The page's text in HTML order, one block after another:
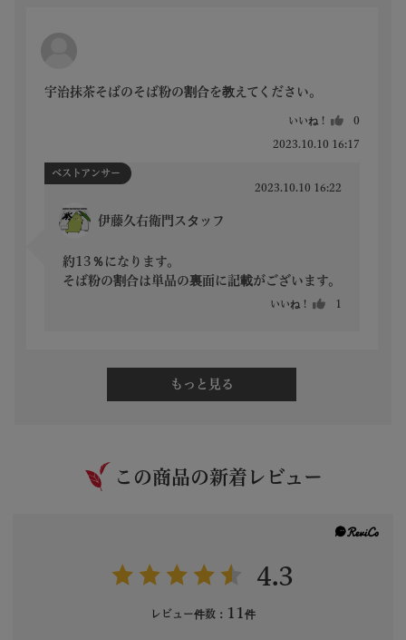
宇治抹茶そばのそば粉の割合を教えてください。
いいね！ 0
2023.10.10 16:17
2023.10.10 16:22
伊藤久右衛門スタッフ
約13％になります。
そば粉の割合は単品の裏面に記載がございます。
いいね！ 1
ベストアンサー
もっと見る
この商品の新着レビュー
4.3
レビュー件数： 11 件